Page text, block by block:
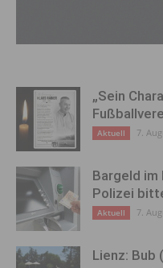
„Sein
Aktuell 7.
Bargeld im
Polizei
Aktuell 7.
Lienz: Bub